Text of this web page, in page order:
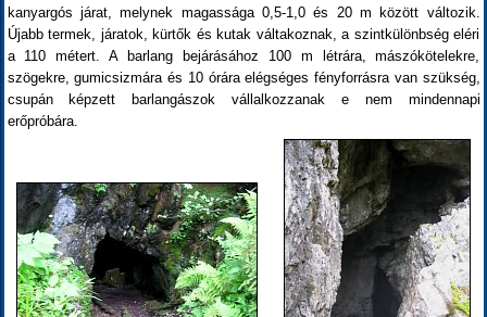
kanyargós járat, melynek magassága 0,5-1,0 és 20 m között változik.
Újabb termek, járatok, kürtők és kutak váltakoznak, a szintkülönbség eléri
a 110 métert. A barlang bejárásához 100 m létrára, mászókötelekre,
szögekre, gumicsizmára és 10 órára elégséges fényforrásra van szükség,
csupán képzett barlangászok vállalkozzanak e nem mindennapi
erőpróbára.